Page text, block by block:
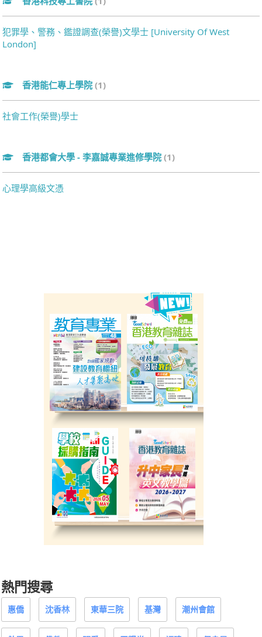
犯罪學、警務、鑑證調查(榮譽)文學士 [University Of West
London]
香港能仁專上學院 (1)
社會工作(榮譽)學士
香港都會大學 - 李嘉誠專業進修學院 (1)
心理學高級文憑
熱門搜尋
惠僑 沈香林 東華三院 基灣 潮州會館